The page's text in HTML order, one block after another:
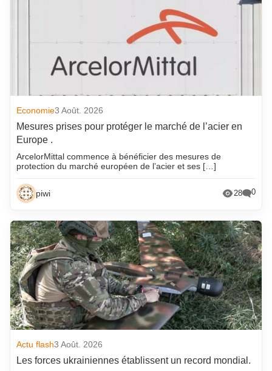
Economie3 Août. 2026
Mesures prises pour protéger le marché de l’acier en
Europe .
ArcelorMittal commence à bénéficier des mesures de
protection du marché européen de l’acier et ses […]
piwi 28 0
Actu flash3 Août. 2026
Les forces ukrainiennes établissent un record mondial.